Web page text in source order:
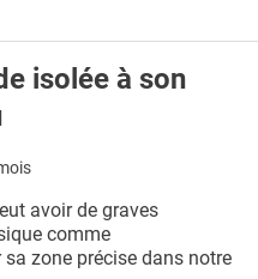
isolée à son
avoir de graves
comme
zone précise dans notre